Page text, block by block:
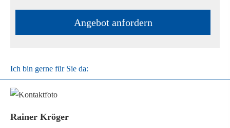
An­ge­bot an­for­dern
Ich bin gerne für Sie da:
Rainer Kröger